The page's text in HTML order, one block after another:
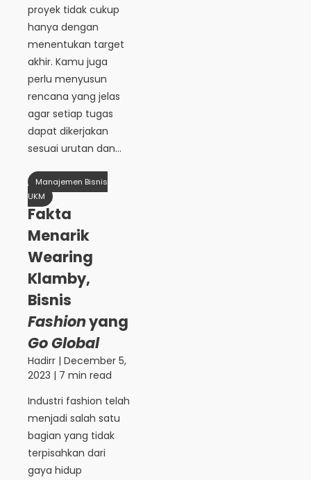
proyek tidak cukup
hanya dengan
menentukan target
akhir. Kamu juga
perlu menyusun
rencana yang jelas
agar setiap tugas
dapat dikerjakan
sesuai urutan dan...
Manajemen Bisnis
UKM
Fakta
Menarik
Wearing
Klamby,
Bisnis
Fashionyang
Go Global
Hadirr | December 5,
2023 | 7 min read
Industri fashion telah
menjadi salah satu
bagian yang tidak
terpisahkan dari
gaya hidup